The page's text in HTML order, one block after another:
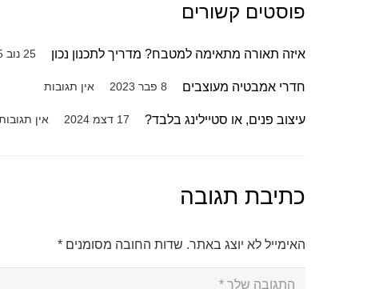
פוסטים קשורים
איזה תאורה מתאימה למטבח? מדריך לתכנון נכון 25 נוב 2025
חדרי אמבטיה מעוצבים 8 פבר 2023 אין תגובות
עיצוב פנים, או סטיילינג בלבד? 17 דצמ 2024 אין
כתיבת תגובה
האימייל לא יוצג באתר. שדות החובה מסומנים *